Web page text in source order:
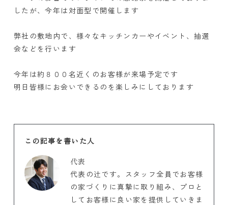
したが、今年は対面型で開催します
弊社の敷地内で、様々なキッチンカーやイベント、抽選
会などを行います
今年は約８００名近くのお客様が来場予定です
明日皆様にお会いできるのを楽しみにしております
この記事を書いた人
代表
代表の辻です。スタッフ全員でお客様
の家づくりに真摯に取り組み、プロと
してお客様に良い家を提供していきま